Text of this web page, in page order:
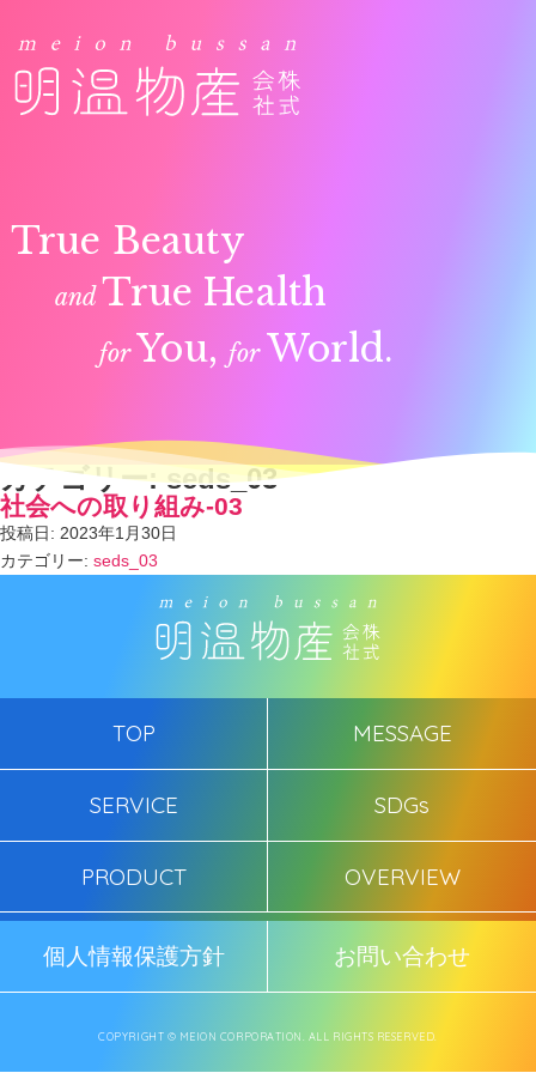
True Beauty
andTrue Health
forYou, for World.
カテゴリー:seds_03
社会への取り組み-03
投稿日: 2023年1月30日
カテゴリー: seds_03
TOP MESSAGE
SERVICE SDGs
PRODUCT OVERVIEW
個人情報保護方針 お問い合わせ
COPYRIGHT © MEION CORPORATION. ALL RIGHTS RESERVED.